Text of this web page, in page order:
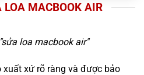
MACBOOK AIR
sửa loa macbook air"
xuất xứ rõ ràng và được bảo